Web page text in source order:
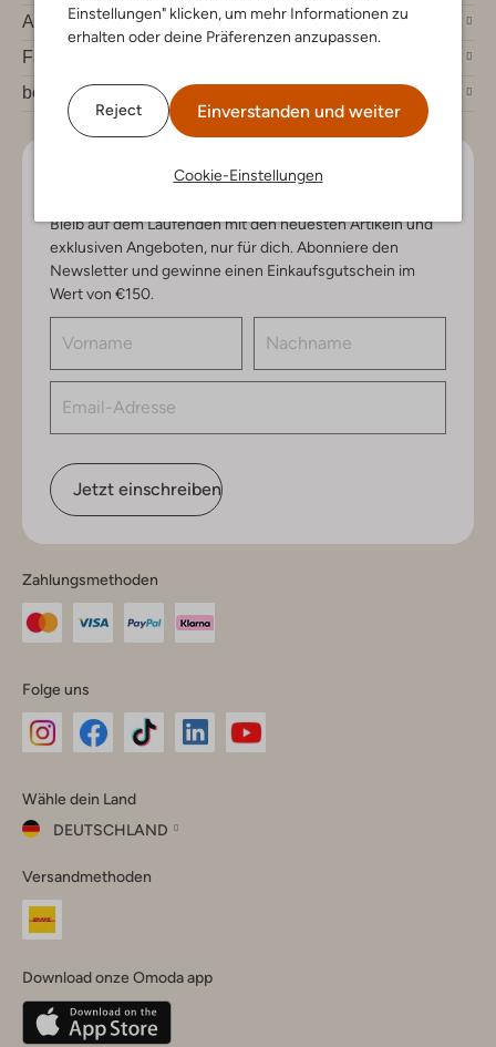
Einstellungen" klicken, um mehr Informationen zu
erhalten oder deine Präferenzen anzupassen.
Reject Einverstanden und weiter
Cookie-Einstellungen
Account
Fashion News
bei Omoda
Lass uns in Kontakt bleiben
Bleib auf dem Laufenden mit den neuesten Artikeln und
exklusiven Angeboten, nur für dich. Abonniere den
Newsletter und gewinne einen Einkaufsgutschein im
Wert von €150.
Jetzt einschreiben
Zahlungsmethoden
Folge uns
Instagram
Facebook
TikTok
Wähle dein Land
DEUTSCHLAND
dein
Land
Belgique(Français)
Deutschland
Versandmethoden
Download onze Omoda app